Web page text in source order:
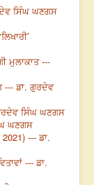
ਸਿੰਘ ਘਣਗਸ
ਮੁਲਾਕਾਤ ---
--- ਡਾ. ਗੁਰਦੇਵ
ਸਿੰਘ ਘਣਗਸ
ਘਣਗਸ
--- ਡਾ.
--- ਡਾ.